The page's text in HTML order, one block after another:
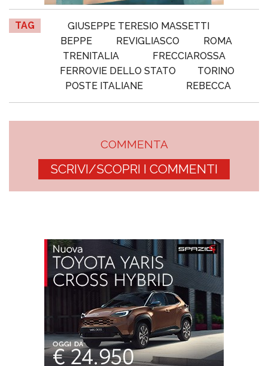
TAG
GIUSEPPE TERESIO MASSETTI
BEPPE
REVIGLIASCO
ROMA
TRENITALIA
FRECCIAROSSA
FERROVIE DELLO STATO
TORINO
POSTE ITALIANE
REBECCA
COMMENTA
SCRIVI/SCOPRI I COMMENTI